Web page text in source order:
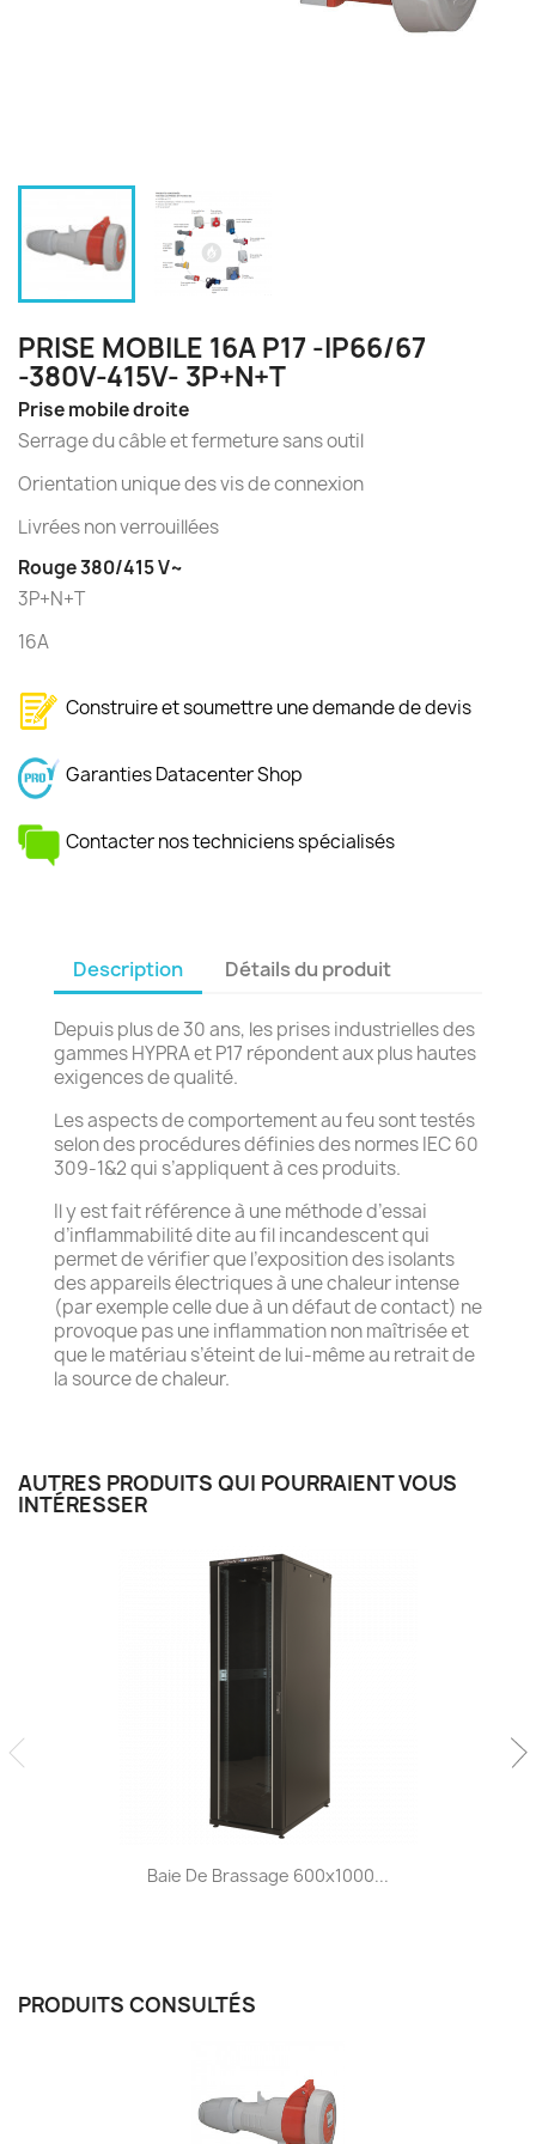
PRISE MOBILE 16A P17 -IP66/67
-380V-415V- 3P+N+T
Prise mobile droite
Serrage du câble et fermeture sans outil
Orientation unique des vis de connexion
Livrées non verrouillées
Rouge 380/415 V~
3P+N+T
16A
Construire et soumettre une demande de devis
Garanties Datacenter Shop
Contacter nos techniciens spécialisés
Description Détails du produit
Depuis plus de 30 ans, les prises industrielles des
gammes HYPRA et P17 répondent aux plus hautes
exigences de qualité.
Les aspects de comportement au feu sont testés
selon des procédures définies des normes IEC 60
309-1&2 qui s’appliquent à ces produits.
Il y est fait référence à une méthode d’essai
d’inflammabilité dite au fil incandescent qui
permet de vérifier que l’exposition des isolants
des appareils électriques à une chaleur intense
(par exemple celle due à un défaut de contact) ne
provoque pas une inflammation non maîtrisée et
que le matériau s’éteint de lui-même au retrait de
la source de chaleur.
AUTRES PRODUITS QUI POURRAIENT VOUS
INTÉRESSER
Baie De Brassage 600x1000...
PRODUITS CONSULTÉS